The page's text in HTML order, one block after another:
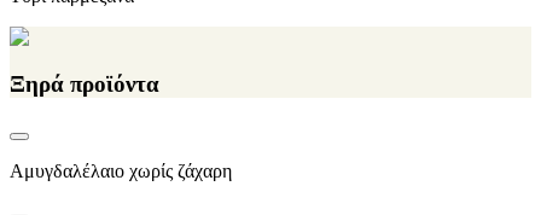
Ξηρά προϊόντα
Αμυγδαλέλαιο χωρίς ζάχαρη